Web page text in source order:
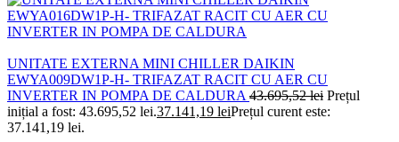
UNITATE EXTERNA MINI CHILLER DAIKIN
EWYA009DW1P-H- TRIFAZAT RACIT CU AER CU
INVERTER IN POMPA DE CALDURA43.695,52lei Prețul
inițial a fost: 43.695,52 lei.37.141,19 leiPrețul curent este:
37.141,19 lei.